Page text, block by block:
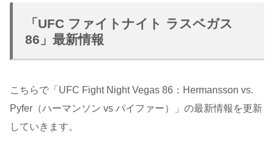
「UFC ファイトナイト ラスベガス
86」最新情報
こちらで「UFC Fight Night Vegas 86：Hermansson vs.
Pyfer（ハーマンソン vs パイファー）」の最新情報を更新
していきます。